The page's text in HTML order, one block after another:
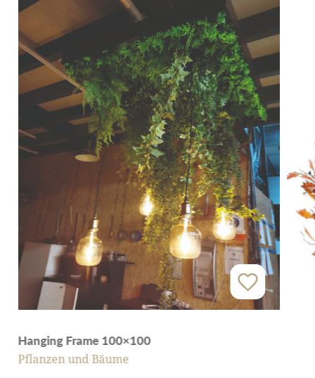
Hanging Frame 100×100
Pflanzen und Bäume